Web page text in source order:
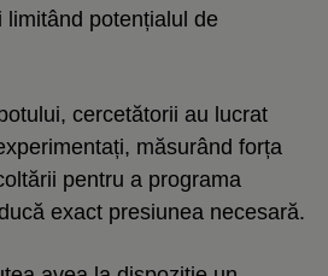
potențialul de
cercetătorii au lucrat
măsurând forța
pentru a programa
exact presiunea necesară.